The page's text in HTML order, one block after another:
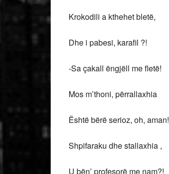
Krokodili a kthehet bletë,
Dhe i pabesi, karafil ?!
-Sa çakall ëngjëll me fletë!
Mos m’thoni, përrallaxhia
Është bërë serioz, oh, aman!
Shpifaraku dhe stallaxhia ,
U bën’ profesorë me nam?!